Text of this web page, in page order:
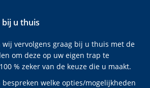
bij u thuis
vervolgens graag bij u thuis met de
om deze op uw eigen trap te
% zeker van de keuze die u maakt.
welke opties/mogelijkheden